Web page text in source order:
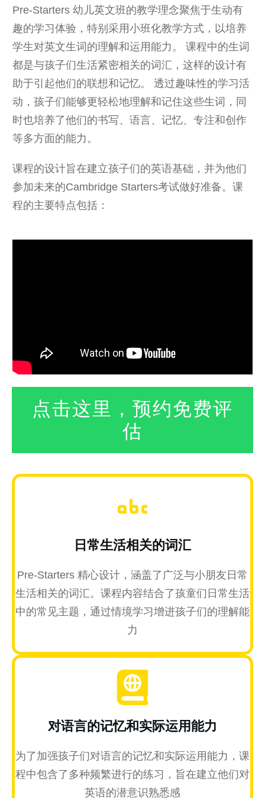
Pre-Starters 幼儿英文班的教学理念聚焦于生动有
趣的学习体验，特别采用小班化教学方式，以培养
学生对英文生词的理解和运用能力。 课程中的生词
都是与孩子们生活紧密相关的词汇，这样的设计有
助于引起他们的联想和记忆。 透过趣味性的学习活
动，孩子们能够更轻松地理解和记住这些生词，同
时也培养了他们的书写、语言、记忆、专注和创作
等多方面的能力。
课程的设计旨在建立孩子们的英语基础，并为他们
参加未来的Cambridge Starters考试做好准备。课
程的主要特点包括：
点击这里，预约免费评
估
日常生活相关的词汇
Pre-Starters 精心设计，涵盖了广泛与小朋友日常
生活相关的词汇。课程内容结合了孩童们日常生活
中的常见主题，通过情境学习增进孩子们的理解能
力
对语言的记忆和实际运用能力
为了加强孩子们对语言的记忆和实际运用能力，课
程中包含了多种频繁进行的练习，旨在建立他们对
英语的潜意识熟悉感